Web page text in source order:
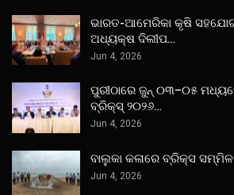
ଭାରତ-ଆମେରିକା କୃଷି
ଅଧ୍ୟକ୍ଷ ଦିଲୀପ…
Jun 4, 2026
ପୁରୀଠାରେ ଜୁନ୍ ୦୩–୦୫
ବ୍ରିକ୍ସ୍ ୨୦୨୬…
Jun 4, 2026
ବାଲୁକା କଳାରେ ବ୍ରିକ୍ସ
Jun 4, 2026